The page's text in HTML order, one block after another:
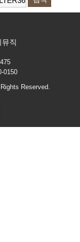
직
0150
Reserved.